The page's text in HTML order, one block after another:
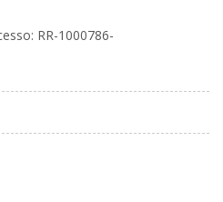
RR-1000786-